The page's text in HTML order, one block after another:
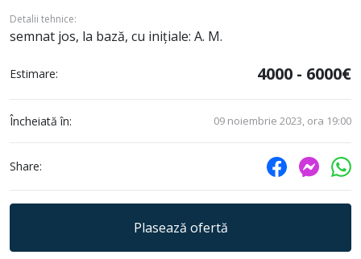
Detalii tehnice:
semnat jos, la bază, cu inițiale: A. M.
Estimare: 4000 - 6000€
Încheiată în: 09 noiembrie 2023, ora 19:00
Share:
Plasează ofertă